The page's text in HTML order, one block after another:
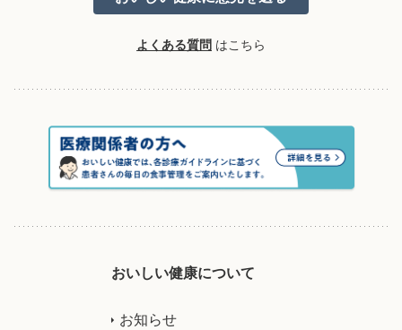
よくある質問 はこちら
おいしい健康について
お知らせ